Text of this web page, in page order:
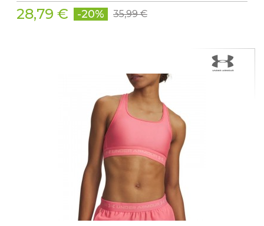
28,79 € -20% 35,99 €